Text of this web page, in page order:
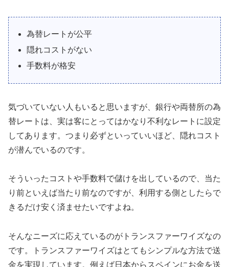
為替レートが公平
隠れコストがない
手数料が格安
気づいていない人もいると思いますが、銀行や両替所の為
替レートは、実は客にとってはかなり不利なレートに設定
してあります。つまり必ずといっていいほど、隠れコスト
が潜んでいるのです。
そういったコストや手数料で儲けを出しているので、当た
り前といえば当たり前なのですが、利用する側としたらで
きるだけ安く済ませたいですよね。
そんなニーズに応えているのがトランスファーワイズなの
です。トランスファーワイズはとてもシンプルな方法で送
金を実現しています。例えば日本からスペインにお金を送